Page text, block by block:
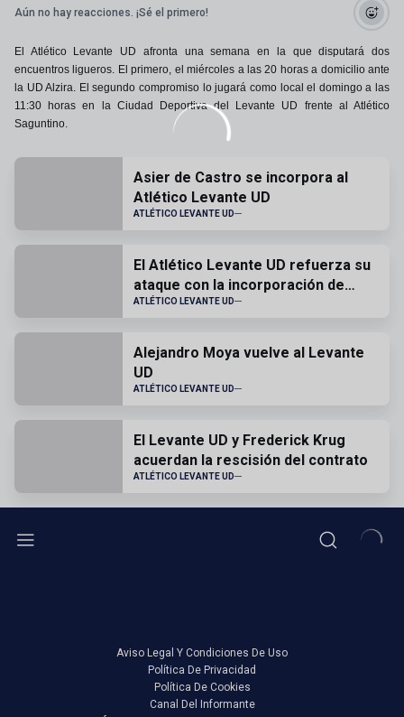
Aún no hay reacciones. ¡Sé el primero!
El Atlético Levante UD afronta una semana en la que disputará dos
encuentros ligueros. El primero, el miércoles a las 20 horas a domicilio ante
la UD Alzira. El segundo compromiso lo jugará como local el domingo a las
11:30 horas en la Ciudad Deportiva del Levante UD frente al Atlético
Saguntino.
Asier de Castro se incorpora al
Atlético Levante UD
ATLÉTICO LEVANTE UD
El Atlético Levante UD refuerza su
ataque con la incorporación de
Hugo Goñi
ATLÉTICO LEVANTE UD
Alejandro Moya vuelve al Levante
UD
ATLÉTICO LEVANTE UD
El Levante UD y Frederick Krug
acuerdan la rescisión del contrato
ATLÉTICO LEVANTE UD
Aviso Legal Y Condiciones De Uso
Política De Privacidad
Política De Cookies
Canal Del Informante